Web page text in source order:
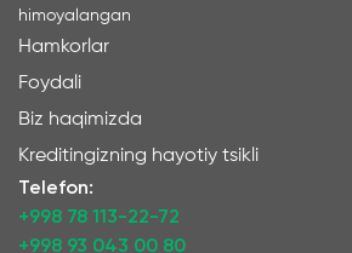
himoyalangan
Hamkorlar
Foydali
Biz haqimizda
Kreditingizning hayotiy tsikli
Telefon:
+998 78 113-22-72
+998 93 043 00 80